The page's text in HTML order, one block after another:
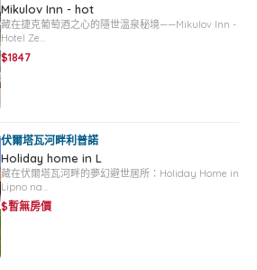
Mikulov Inn - hot
藏在捷克葡萄酒之心的隱世溫泉秘境——Mikulov Inn -
Hotel Ze…
$1847
伏爾塔瓦河畔利普諾
Holiday home in L
藏在伏爾塔瓦河畔的夢幻避世居所：Holiday Home in
Lipno na…
$暫無房價